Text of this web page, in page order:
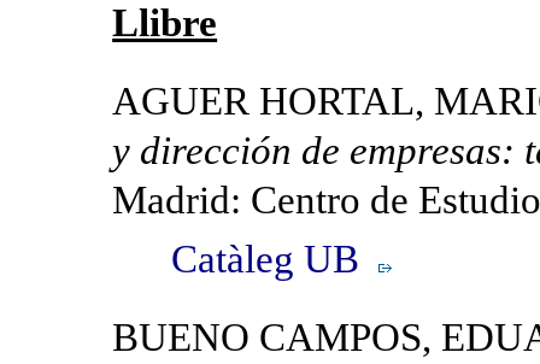
Llibre
AGUER HORTAL,
y dirección de empresas:
Madrid: Centro de
Catàleg UB
BUENO CAMPOS,